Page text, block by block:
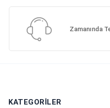
Zamanında
KATEGORILER